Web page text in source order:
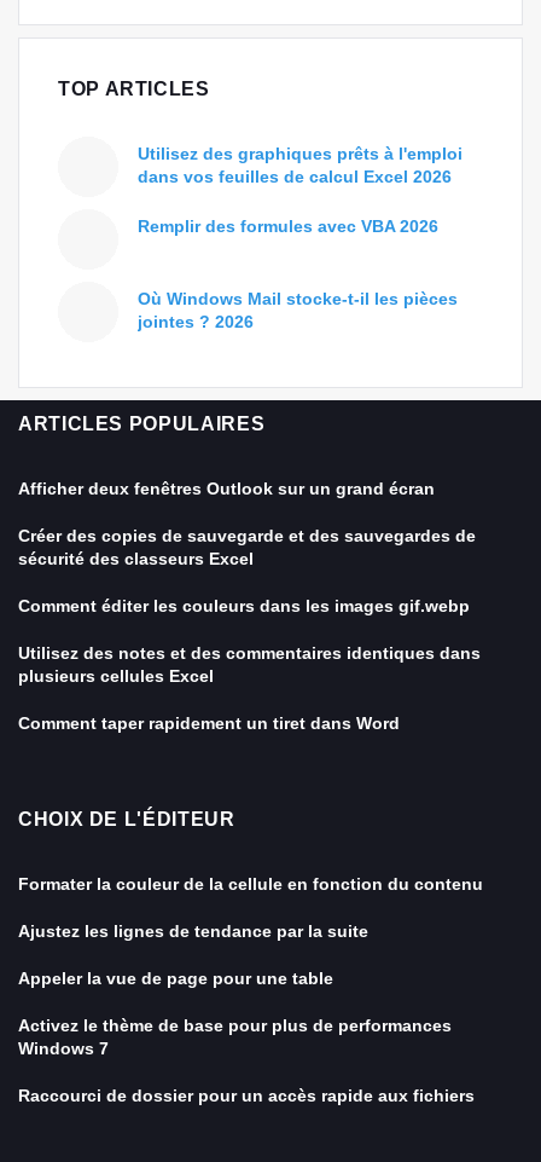
TOP ARTICLES
Utilisez des graphiques prêts à l'emploi
dans vos feuilles de calcul Excel 2026
Remplir des formules avec VBA 2026
Où Windows Mail stocke-t-il les pièces
jointes ? 2026
ARTICLES POPULAIRES
Afficher deux fenêtres Outlook sur un grand écran
Créer des copies de sauvegarde et des sauvegardes de
sécurité des classeurs Excel
Comment éditer les couleurs dans les images gif.webp
Utilisez des notes et des commentaires identiques dans
plusieurs cellules Excel
Comment taper rapidement un tiret dans Word
CHOIX DE L'ÉDITEUR
Formater la couleur de la cellule en fonction du contenu
Ajustez les lignes de tendance par la suite
Appeler la vue de page pour une table
Activez le thème de base pour plus de performances
Windows 7
Raccourci de dossier pour un accès rapide aux fichiers